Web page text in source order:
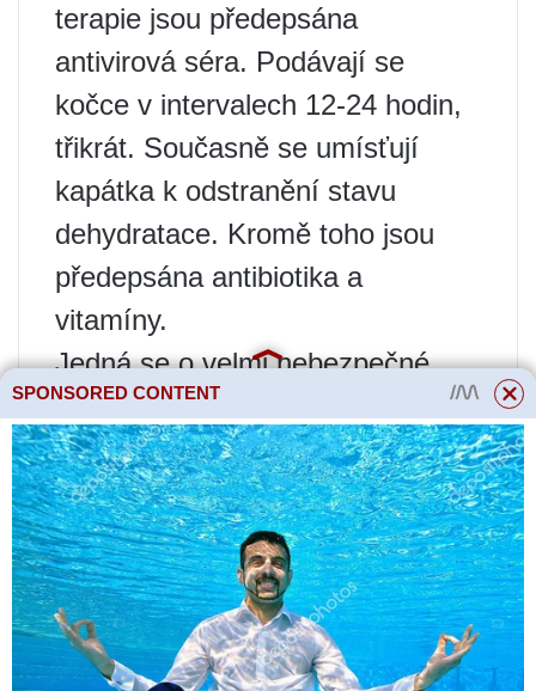
terapie jsou předepsána
antivirová séra. Podávají se
kočce v intervalech 12-24 hodin,
třikrát. Současně se umísťují
kapátka k odstranění stavu
dehydratace. Kromě toho jsou
předepsána antibiotika a
vitamíny.
Jedná se o velmi nebezpečné
onemocnění, zejména pro koťata.
Úmrtnost mezi nimi je až 90%.
Dospělá kočka má šanci na
zlepšení, ale zůstane nakažlivá
po dobu jednoho roku. V tomto
období je nutné pravidelně
dezinfikovat všechny prostory,
SPONSORED CONTENT